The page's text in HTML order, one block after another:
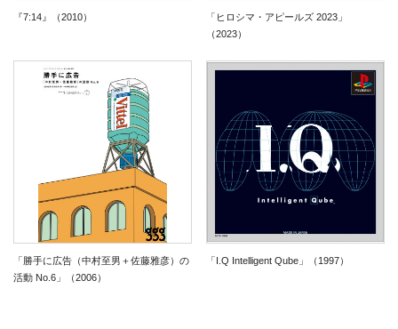
『7:14』（2010）
「ヒロシマ・アピールズ 2023」
（2023）
「勝手に広告（中村至男＋佐藤雅彦）の
活動 No.6」（2006）
「I.Q Intelligent Qube」（1997）